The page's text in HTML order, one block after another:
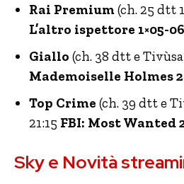
Rai Premium(ch. 25 dtt
L’altro ispettore 1×05-06
Giallo (ch. 38 dtt e
Mademoiselle Holmes
Top Crime (ch. 39 dtt e
21:15 FBI: Most Wanted
Sky e Novità